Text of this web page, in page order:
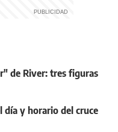
de River: tres figuras
día y horario del cruce